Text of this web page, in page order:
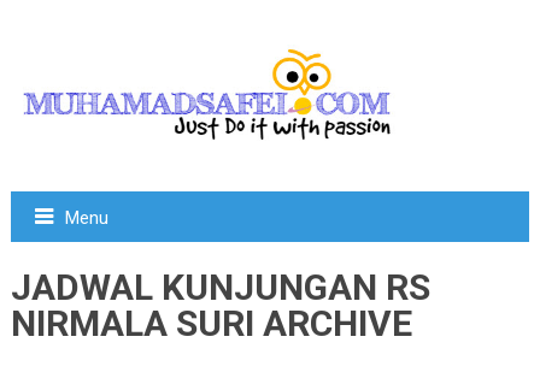
Menu
JADWAL KUNJUNGAN RS
NIRMALA SURI ARCHIVE